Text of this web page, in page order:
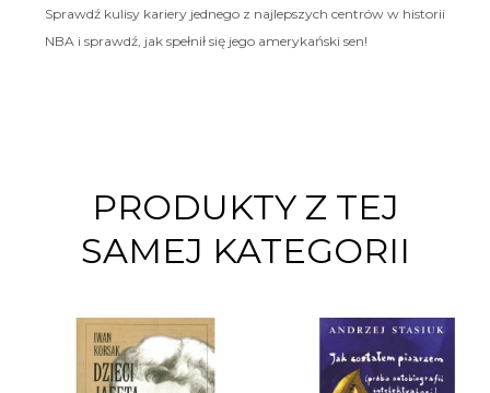
Sprawdź kulisy kariery jednego z najlepszych centrów w historii
NBA i sprawdź, jak spełnił się jego amerykański sen!
PRODUKTY Z TEJ
SAMEJ KATEGORII